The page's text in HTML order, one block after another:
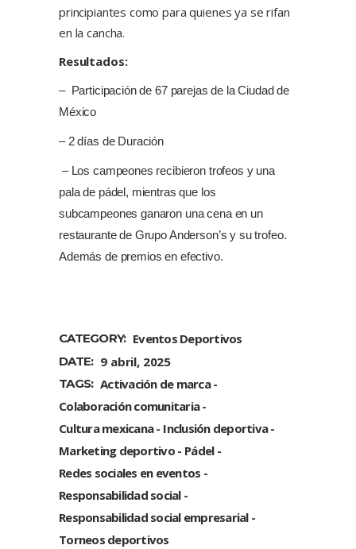
principiantes como para quienes ya se rifan
en la cancha.
Resultados:
– Participación de 67 parejas de la Ciudad de
México
– 2 días de Duración
– Los campeones recibieron trofeos y una
pala de pádel, mientras que los
subcampeones ganaron una cena en un
restaurante de Grupo Anderson’s y su trofeo.
Además de premios en efectivo.
CATEGORY: Eventos Deportivos
DATE: 9 abril, 2025
TAGS: Activación de marca
Colaboración comunitaria
Cultura mexicana
Inclusión deportiva
Marketing deportivo
Pádel
Redes sociales en eventos
Responsabilidad social
Responsabilidad social empresarial
Torneos deportivos